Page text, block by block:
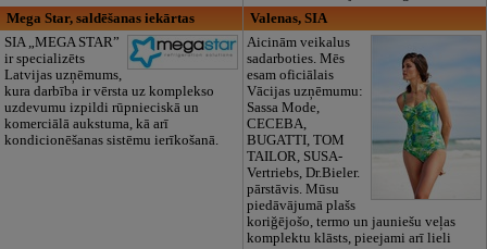
Mega Star, saldēšanas iekārtas
SIA „MEGA STAR”
ir specializēts
Latvijas uzņēmums,
kura darbība ir vērsta uz komplekso
uzdevumu izpildi rūpnieciskā un
komerciālā aukstuma, kā arī
kondicionēšanas sistēmu ierīkošanā.
Valenas, SIA
Aicinām veikalus
sadarboties. Mēs
esam oficiālais
Vācijas uzņēmumu:
Sassa Mode,
CECEBA,
BUGATTI, TOM
TAILOR, SUSA-
Vertriebs, Dr.Bieler.
pārstāvis. Mūsu
piedāvājumā plašs
koriğējošo, termo un jauniešu veļas
komplektu klāsts, pieejami arī lieli